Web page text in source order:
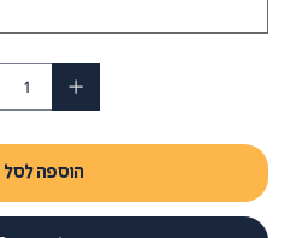
הוספה לסל